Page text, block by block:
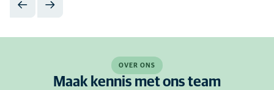
OVER ONS
Maak kennis met ons team